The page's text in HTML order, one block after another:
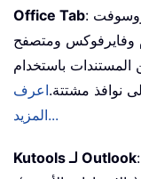
Office Tab
وفايرفوكس ومتصفح
المستندات باستخدام
نوافذ مشتتة.اعرف
المزيد...
Kutools لـ Outlook